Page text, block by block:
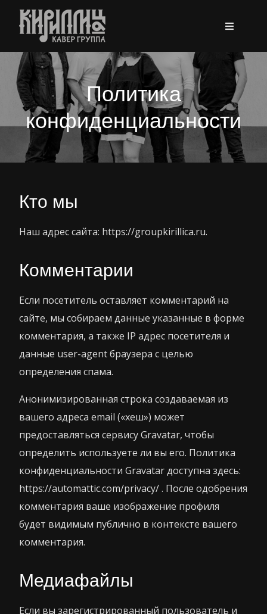
content
Политика
конфиденциальности
Кто мы
Наш адрес сайта: https://groupkirillica.ru.
Комментарии
Если посетитель оставляет комментарий на
сайте, мы собираем данные указанные в форме
комментария, а также IP адрес посетителя и
данные user-agent браузера с целью
определения спама.
Анонимизированная строка создаваемая из
вашего адреса email («хеш») может
предоставляться сервису Gravatar, чтобы
определить используете ли вы его. Политика
конфиденциальности Gravatar доступна здесь:
https://automattic.com/privacy/ . После одобрения
комментария ваше изображение профиля
будет видимым публично в контексте вашего
комментария.
Медиафайлы
Если вы зарегистрированный пользователь и